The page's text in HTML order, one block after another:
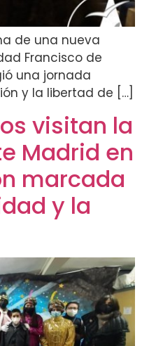
de una nueva
Francisco de
una jornada
y la libertad de […]
visitan la
Madrid en
marcada
y la